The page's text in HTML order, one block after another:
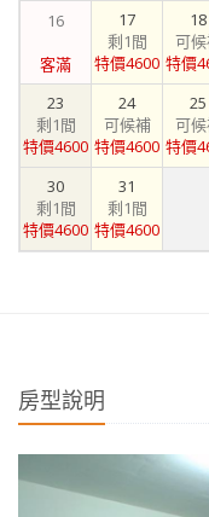
16
客滿
17
剩1間
特價4600
18
可
特價
23
剩1間
特價4600
24
可候補
特價4600
25
可
特價
30
剩1間
特價4600
31
剩1間
特價4600
房型說明